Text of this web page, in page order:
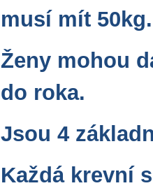
musí mít 50kg.
Ženy mohou
do roka.
Jsou 4
Každá krevní